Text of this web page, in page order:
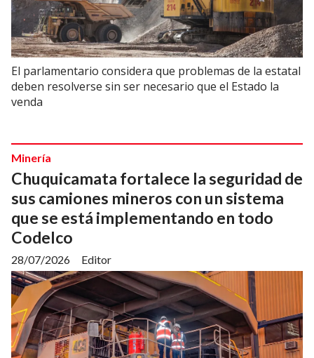
El parlamentario considera que problemas de la estatal
deben resolverse sin ser necesario que el Estado la
venda
Chuquicamata fortalece la seguridad de
sus camiones mineros con un sistema
que se está implementando en todo
Codelco
Editor
Minería
28/07/2026